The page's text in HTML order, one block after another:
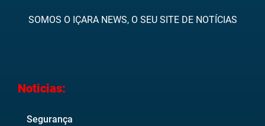
SOMOS O IÇARA NEWS, O SEU SITE DE NOTÍCIAS
Noticias:
Segurança